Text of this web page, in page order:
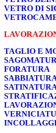
VETRO DI
TAGLIO E
FORATURA